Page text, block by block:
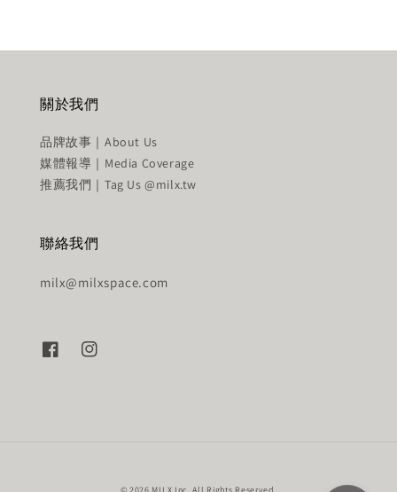
關於我們
品牌故事｜About Us
媒體報導｜Media Coverage
推薦我們｜Tag Us @milx.tw
聯絡我們
milx@milxspace.com